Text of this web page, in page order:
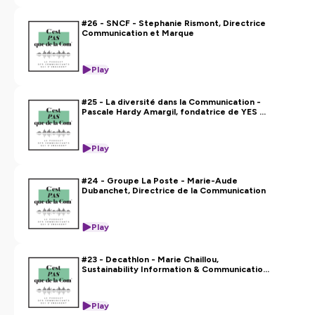
#26 - SNCF - Stephanie Rismont, Directrice
Communication et Marque
Play
#25 - La diversité dans la Communication -
Pascale Hardy Amargil, fondatrice de YES WE
Play
#24 - Groupe La Poste - Marie-Aude
Dubanchet, Directrice de la Communication
Play
#23 - Decathlon - Marie Chaillou,
Sustainability Information & Communication
Play